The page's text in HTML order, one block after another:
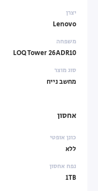
יצרן
Lenovo
משפחה
LOQ Tower 26ADR10
סוג מוצר
מחשב נייח
אחסון
כונן אופטי
ללא
נפח אחסון
1TB